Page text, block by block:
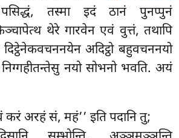
तस्मा इदं ठानं पुनप्पुनं
थेरे गारवेन एवं वुत्तं, तथापि
अदिट्ठो बहुवचननयो
नयो सोभनो भवति. अयं
करं अरहं सं, महं’’ इति पदानि तु;